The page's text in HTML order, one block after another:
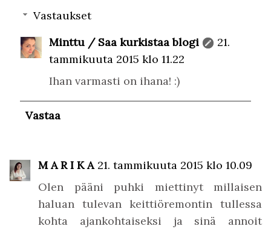
Vastaukset
Minttu / Saa kurkistaa blogi
21.
tammikuuta 2015 klo 11.22
Ihan varmasti on ihana! :)
Vastaa
M A R I K A 21. tammikuuta 2015 klo 10.09
Olen pääni puhki miettinyt millaisen
haluan tulevan keittiöremontin tullessa
kohta ajankohtaiseksi ja sinä annoit